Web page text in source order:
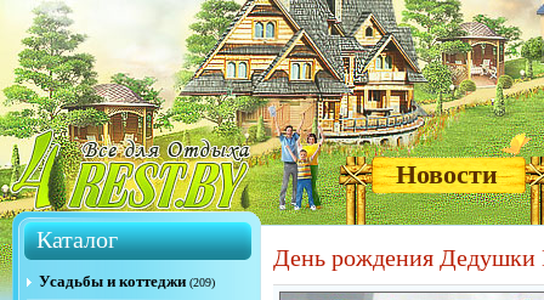
Новости
Каталог
Усадьбы и коттеджи (209)
День рождения Дедушки